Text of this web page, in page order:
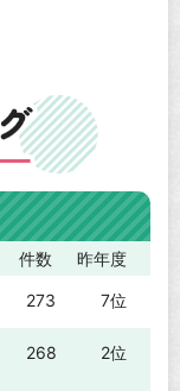
件数 昨年度
273 7位
268 2位